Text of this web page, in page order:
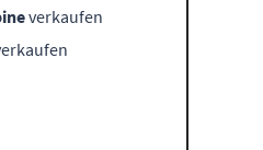
verkaufen